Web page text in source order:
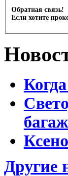
Обратная связь!
Если хотите
Другие